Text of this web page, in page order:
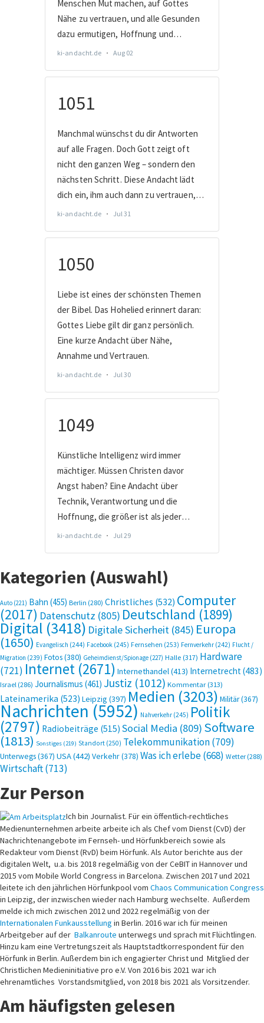
Kategorien (Auswahl)
Auto (221) Bahn (455) Berlin (280) Christliches (532) Computer
(2017) Datenschutz (805) Deutschland (1899)
Digital (3418) Digitale Sicherheit (845) Europa
(1650) Evangelisch (244) Facebook (245) Fernsehen (253) Fernverkehr (242) Flucht /
Migration (239) Fotos(380) Geheimdienst/Spionage (227) Halle(317) Hardware
(721) Internet (2671) Internethandel (413) Internetrecht (483)
Israel (286) Journalismus (461) Justiz (1012) Kommentar(313)
Lateinamerika (523) Leipzig (397) Medien (3203) Militär(367)
Nachrichten(5952) Nahverkehr (245) Politik
(2797) Radiobeiträge (515) Social Media (809) Software
(1813) Sonstiges (219) Standort (250) Telekommunikation(709)
Unterwegs(367) USA(442) Verkehr(378) Was ich erlebe(668) Wetter (288)
Wirtschaft(713)
Zur Person
Ich bin Journalist. Für ein öffentlich-rechtliches
Medienunternehmen arbeite arbeite ich als Chef vom Dienst (CvD) der
Nachrichtenangebote im Fernseh- und Hörfunkbereich sowie als
Redakteur vom Dienst (RvD) beim Hörfunk. Als Autor berichte aus der
digitalen Welt, u.a. bis 2018 regelmäßig von der CeBIT in Hannover und
2015 vom Mobile World Congress in Barcelona. Zwischen 2017 und 2021
leitete ich den jährlichen Hörfunkpool vom Chaos Communication Congress
in Leipzig, der inzwischen wieder nach Hamburg wechselte. Außerdem
melde ich mich zwischen 2012 und 2022 regelmäßig von der
Internationalen Funkausstellung in Berlin. 2016 war ich für meinen
Arbeitgeber auf der Balkanroute unterwegs und sprach mit Flüchtlingen.
Hinzu kam eine Vertretungszeit als Hauptstadtkorrespondent für den
Hörfunk in Berlin. Außerdem bin ich engagierter Christ und Mitglied der
Christlichen Medieninitiative pro e.V. Von 2016 bis 2021 war ich
ehrenamtliches Vorstandsmitglied, von 2018 bis 2021 als Vorsitzender.
Am häufigsten gelesen